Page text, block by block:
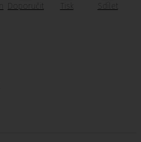
Doporučit Tisk Sdílet